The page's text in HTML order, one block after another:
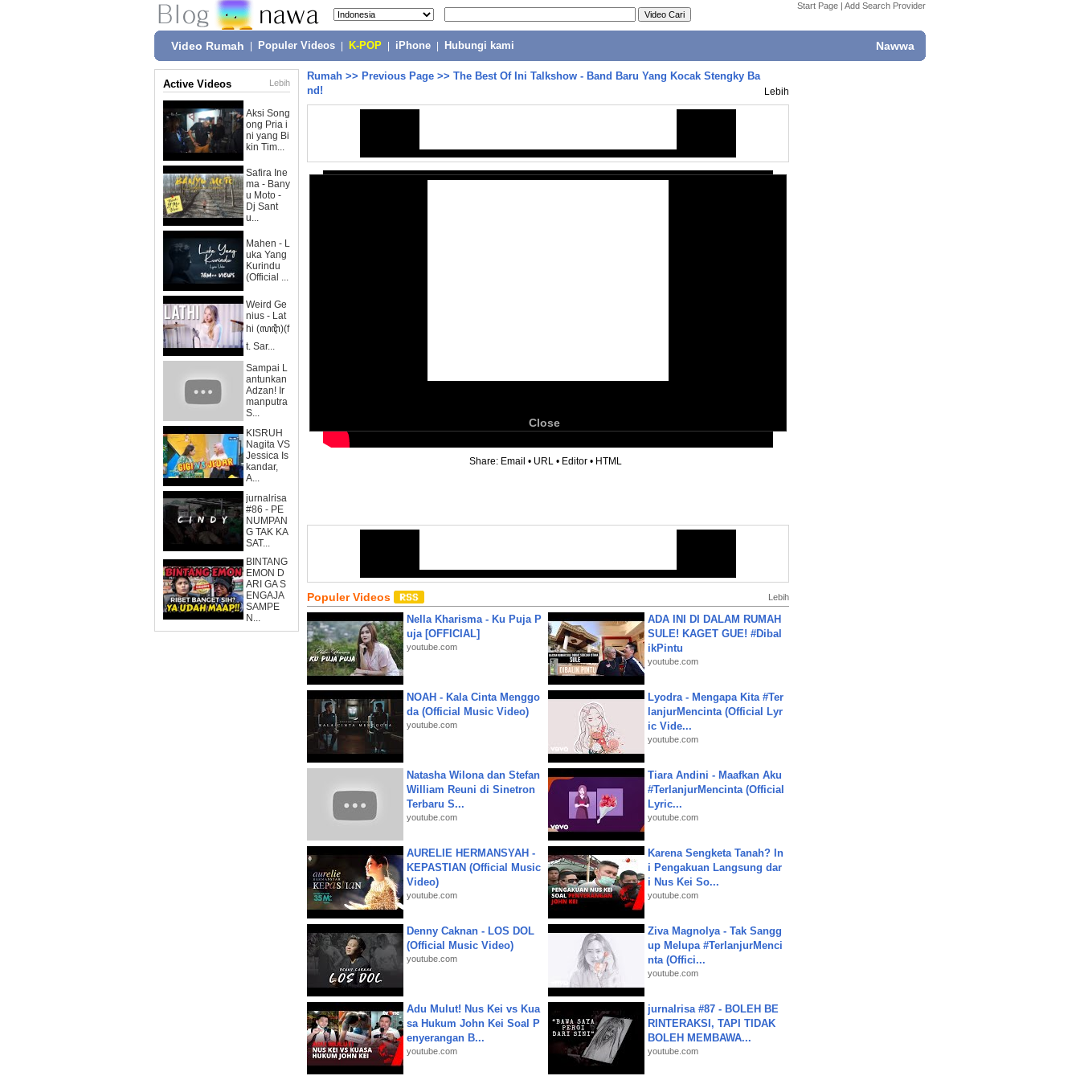
Start Page | Add Search Provider
Video Rumah Populer Videos K-POP iPhone Hubungi kami Nawwa
Active Videos Lebih
Aksi Song
ong Pria i
ni yang Bi
kin Tim...
Safira Ine
ma - Bany
u Moto -
Dj Sant
u...
Mahen - L
uka Yang
Kurindu
(Official ...
Weird Ge
nius - Lat
hi (ꦭꦛꦶ)(f
t. Sar...
Sampai L
antunkan
Adzan! Ir
manputra
S...
KISRUH
Nagita VS
Jessica Is
kandar,
A...
jurnalrisa
#86 - PE
NUMPAN
G TAK KA
SAT...
BINTANG
EMON D
ARI GA S
ENGAJA
SAMPE
N...
Rumah >> Previous Page >> The Best Of Ini Talkshow - Band Baru Yang Kocak Stengky Ba
nd!
Lebih
Close
Share: Email • URL • Editor • HTML
Populer Videos Lebih
Nella Kharisma - Ku Puja P
uja [OFFICIAL]
youtube.com
ADA INI DI DALAM RUMAH
SULE! KAGET GUE! #Dibal
ikPintu
youtube.com
NOAH - Kala Cinta Menggo
da (Official Music Video)
youtube.com
Lyodra - Mengapa Kita #Ter
lanjurMencinta (Official Lyr
ic Vide...
youtube.com
Natasha Wilona dan Stefan
William Reuni di Sinetron
Terbaru S...
youtube.com
Tiara Andini - Maafkan Aku
#TerlanjurMencinta (Official
Lyric...
youtube.com
AURELIE HERMANSYAH -
KEPASTIAN (Official Music
Video)
youtube.com
Karena Sengketa Tanah? In
i Pengakuan Langsung dar
i Nus Kei So...
youtube.com
Denny Caknan - LOS DOL
(Official Music Video)
youtube.com
Ziva Magnolya - Tak Sangg
up Melupa #TerlanjurMenci
nta (Offici...
youtube.com
Adu Mulut! Nus Kei vs Kua
sa Hukum John Kei Soal P
enyerangan B...
youtube.com
jurnalrisa #87 - BOLEH BE
RINTERAKSI, TAPI TIDAK
BOLEH MEMBAWA...
youtube.com